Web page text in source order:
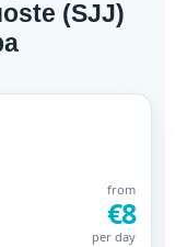
(SJJ)
from
€8
per day